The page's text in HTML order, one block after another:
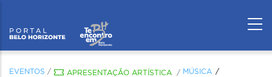
EVENTOS / APRESENTAÇÃO ARTÍSTICA / MÚSICA